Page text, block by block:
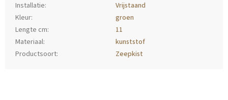
Installatie:
Vrijstaand
Kleur:
groen
Lengte cm:
11
Materiaal:
kunststof
Productsoort:
Zeepkist